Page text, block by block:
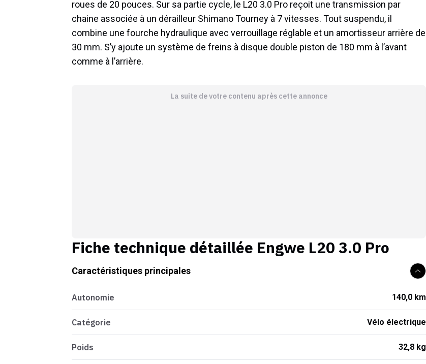
roues de 20 pouces. Sur sa partie cycle, le L20 3.0 Pro reçoit une transmission par
chaine associée à un dérailleur Shimano Tourney à 7 vitesses. Tout suspendu, il
combine une fourche hydraulique avec verrouillage réglable et un amortisseur arrière de
30 mm. S’y ajoute un système de freins à disque double piston de 180 mm à l’avant
comme à l’arrière.
La suite de votre contenu après cette annonce
Fiche technique détaillée Engwe L20 3.0 Pro
Caractéristiques principales
Autonomie 140,0 km
Catégorie Vélo électrique
Poids 32,8 kg